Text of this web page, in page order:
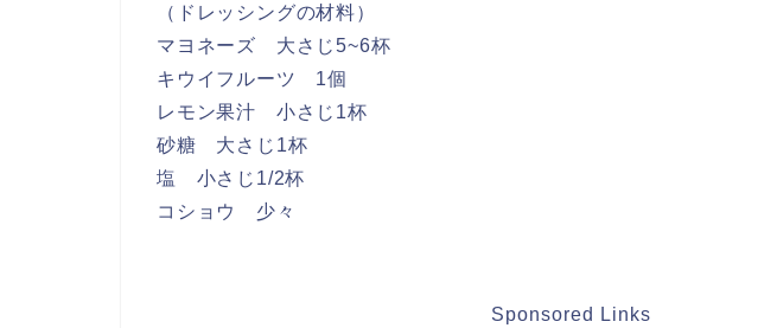
（ドレッシングの材料）
マヨネーズ 大さじ5~6杯
キウイフルーツ 1個
レモン果汁 小さじ1杯
砂糖 大さじ1杯
塩 小さじ1/2杯
コショウ 少々
Sponsored Links